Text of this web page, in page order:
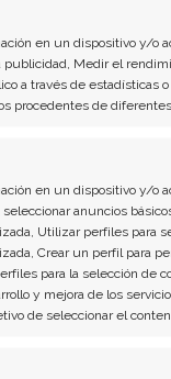
en un dispositivo y/o
Medir el
a través de estadísticas o
procedentes de
en un dispositivo y/o
anuncios
Utilizar perfiles para
Crear un perfil para
para la selección de
y mejora de los
de seleccionar el
Fernández
enfocada en
habitual en medios
todos los